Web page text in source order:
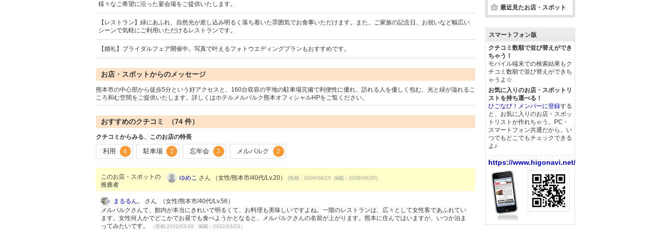
様々なご希望に沿った宴会場をご提供いたします。
【レストラン】緑にあふれ、自然光が差し込み明るく落ち着いた雰囲気でお食事いただけます。また、ご家族の記念日、お祝いなど幅広い
シーンで気軽にご利用いただけるレストランです。
【婚礼】ブライダルフェア開催中。写真で叶えるフォトウエディングプランもおすすめです。
お店・スポットからのメッセージ
熊本市の中心部から徒歩5分という好アクセスと、160台収容の平地の駐車場完備で利便性に優れ、訪れる人を優しく包む、光と緑が溢れるこ
ころ和む空間をご提供いたします。詳しくはホテルメルパルク熊本オフィシャルHPをご覧ください。
おすすめのクチコミ （74 件）
クチコミからみる、このお店の特長
利用 4 駐車場 2 忘年会 2 メルパルク 2
このお店・スポットの
推薦者
ゆめこ さん （女性/熊本市/40代/Lv.20） (投稿：2008/06/25 掲載：2008/06/25)
まるるん。
さん （女性/熊本市/40代/Lv.56）
メルパルクさんて、館内が本当にきれいで明るくて、お料理も美味しいですよね。一階のレストランは、広々として女性客であふれてい
ます。女性何人かでどこかでお昼でも食べようかとなると、メルパルクさんの名前が上がります。熊本に住んではいますが、いつか泊ま
ってみたいです。
（投稿:2022/03/20 掲載：2022/03/23）
最近見たお店・スポット
スマートフォン版
クチコミ数順で並び替えができ
ちゃう！
モバイル端末での検索結果もク
チコミ数順で並び替えができち
ゃうよ☆
お気に入りのお店・スポットリ
ストを持ち運べる！
ひごなび！メンバーに登録する
と、お気に入りのお店・スポッ
トリストが作れちゃう。PC・
スマートフォン共通だから、い
つでもどこでもチェックできる
よ♪
https://www.higonavi.net/